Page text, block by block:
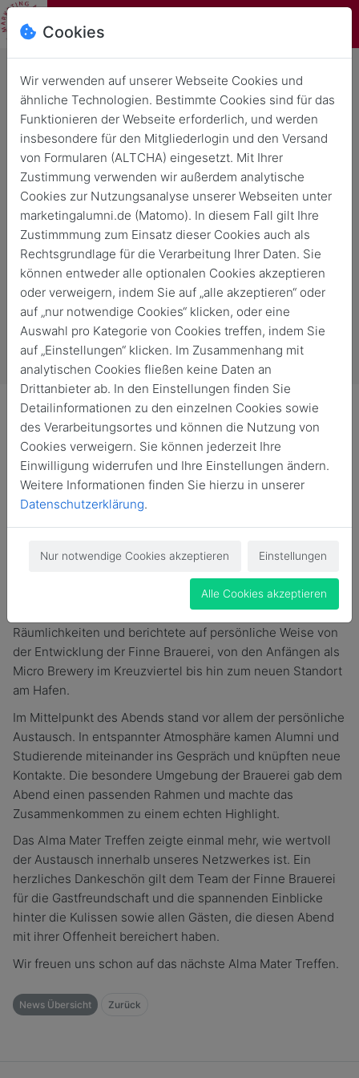
Rückblick: Alma Mater Treffen
in der Finne Brauerei
Zurück 13. Mai 2026
Am 23. April fand unser Alma Mater Treffen in der neuen
Finne Brauerei am Münsteraner Hafen statt. Alumni und
Studierende unseres Netzwerks kamen zusammen, um
einen besonderen Abend miteinander zu verbringen und
Nach der Begrüßung erhielten die Gäste exklusive
Einblicke in die neue Braustätte. Geschäftsführer und Co-
Gründer Prof. Dr. Florian Böckermann führte durch die
Räumlichkeiten und berichtete auf persönliche Weise von
der Entwicklung der Finne Brauerei, von den Anfängen als
Micro Brewery im Kreuzviertel bis hin zum neuen Standort
am Hafen.
Im Mittelpunkt des Abends stand vor allem der persönliche
Austausch. In entspannter Atmosphäre kamen Alumni und
Studierende miteinander ins Gespräch und knüpften neue
Kontakte. Die besondere Umgebung der Brauerei gab dem
Abend einen passenden Rahmen und machte das
Zusammenkommen zu einem echten Highlight.
Das Alma Mater Treffen zeigte einmal mehr, wie wertvoll
der Austausch innerhalb unseres Netzwerkes ist. Ein
herzliches Dankeschön gilt dem Team der Finne Brauerei
für die Gastfreundschaft und die spannenden Einblicke
hinter die Kulissen sowie allen Gästen, die diesen Abend
mit ihrer Offenheit bereichert haben.
Wir freuen uns schon auf das nächste Alma Mater Treffen.
News Übersicht Zurück
Cookies
Wir verwenden auf unserer Webseite Cookies und
ähnliche Technologien. Bestimmte Cookies sind für das
Funktionieren der Webseite erforderlich, und werden
insbesondere für den Mitgliederlogin und den Versand
von Formularen (ALTCHA) eingesetzt. Mit Ihrer
Zustimmung verwenden wir außerdem analytische
Cookies zur Nutzungsanalyse unserer Webseiten unter
marketingalumni.de (Matomo). In diesem Fall gilt Ihre
Zustimmmung zum Einsatz dieser Cookies auch als
Rechtsgrundlage für die Verarbeitung Ihrer Daten. Sie
können entweder alle optionalen Cookies akzeptieren
oder verweigern, indem Sie auf „alle akzeptieren“ oder
auf „nur notwendige Cookies“ klicken, oder eine
Auswahl pro Kategorie von Cookies treffen, indem Sie
auf „Einstellungen“ klicken. Im Zusammenhang mit
analytischen Cookies fließen keine Daten an
Drittanbieter ab. In den Einstellungen finden Sie
Detailinformationen zu den einzelnen Cookies sowie
des Verarbeitungsortes und können die Nutzung von
Cookies verweigern. Sie können jederzeit Ihre
Einwilligung widerrufen und Ihre Einstellungen ändern.
Weitere Informationen finden Sie hierzu in unserer
Datenschutzerklärung.
Nur notwendige Cookies akzeptieren Einstellungen
Alle Cookies akzeptieren